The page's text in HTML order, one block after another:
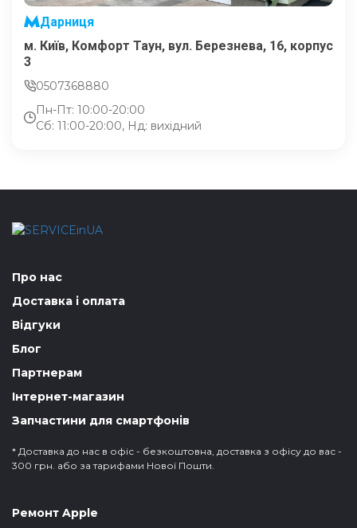
Дарниця
м. Київ, Комфорт Таун, вул. Березнева, 16, корпус
3
0507368880
Пн-Пт: 10:00-20:00
Сб: 11:00-20:00, Нд: вихідний
Про нас
Доставка і оплата
Відгуки
Блог
Партнерам
Інтернет-магазин
Запчастини для смартфонів
* Доставка до нас в офіс - безкоштовна, доставка з офісу до вас -
300 грн. або за тарифами Нової Пошти.
Ремонт Apple